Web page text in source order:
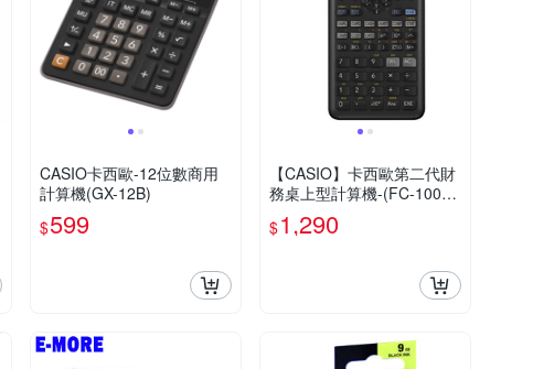
CASIO卡西歐-12位數商用
計算機(GX-12B)
$599
【CASIO】卡西歐第二代財
務桌上型計算機-(FC-100V-
$1,290